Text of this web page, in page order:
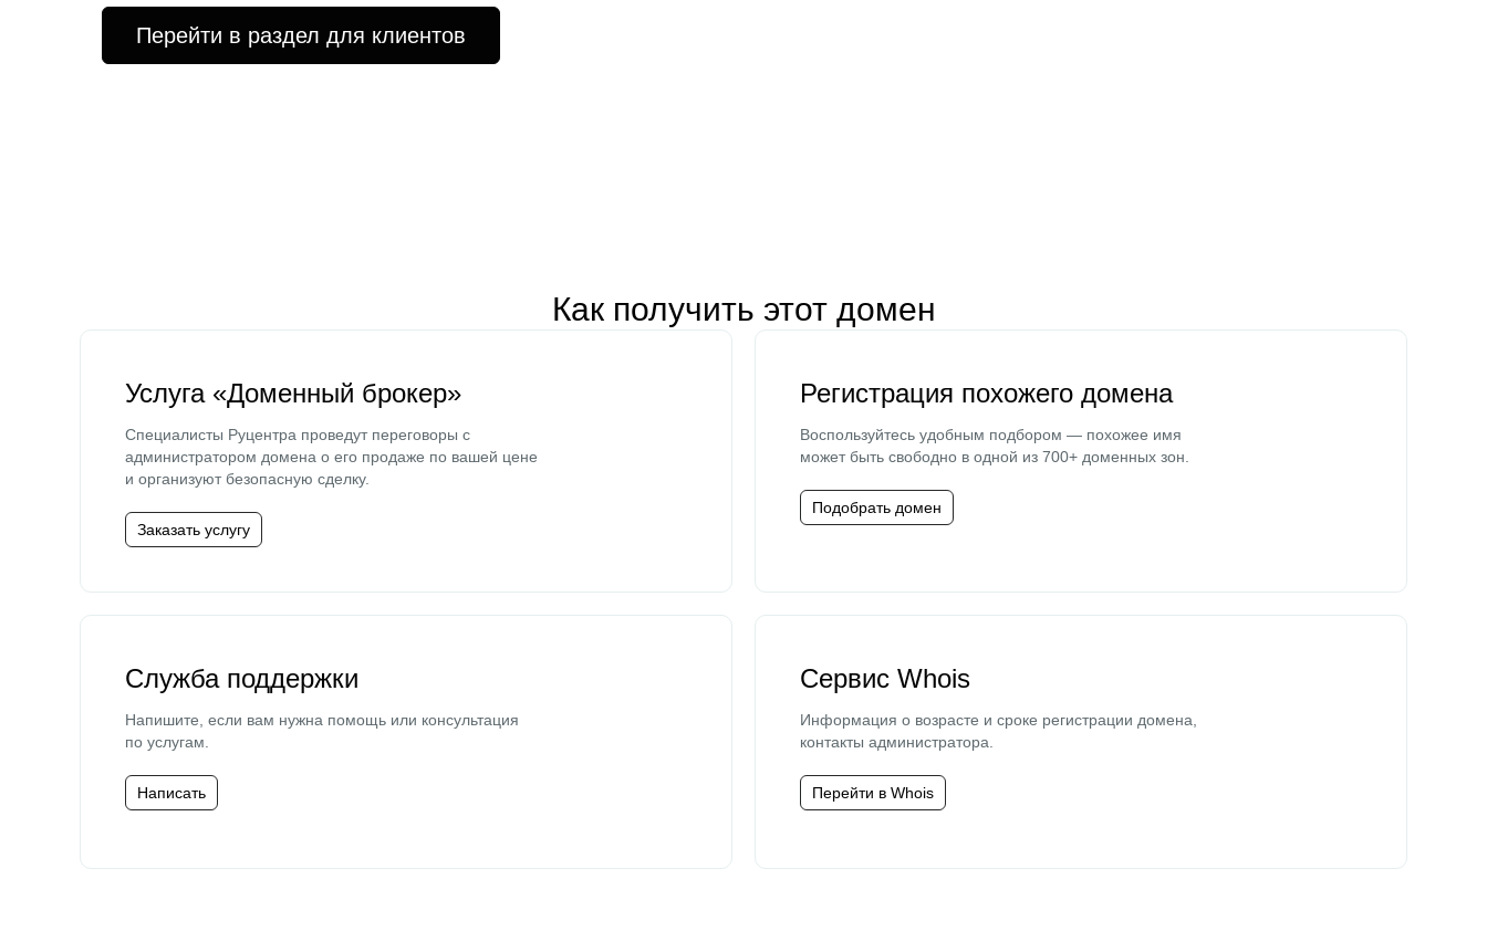
Перейти в раздел для клиентов
Как получить этот домен
Услуга «Доменный брокер»
Специалисты Руцентра проведут переговоры с
администратором домена о его продаже по вашей цене
и организуют безопасную сделку.
Заказать услугу
Регистрация похожего домена
Воспользуйтесь удобным подбором — похожее имя
может быть свободно в одной из 700+ доменных зон.
Подобрать домен
Служба поддержки
Напишите, если вам нужна помощь или консультация
по услугам.
Написать
Сервис Whois
Информация о возрасте и сроке регистрации домена,
контакты администратора.
Перейти в Whois